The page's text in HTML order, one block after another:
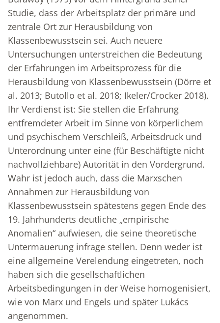
Studie, dass der Arbeitsplatz der primäre und
zentrale Ort zur Herausbildung von
Klassenbewusstsein sei. Auch neuere
Untersuchungen unterstreichen die Bedeutung
der Erfahrungen im Arbeitsprozess für die
Herausbildung von Klassenbewusstsein (Dörre et
al. 2013; Butollo et al. 2018; Ikeler/Crocker 2018).
Ihr Verdienst ist: Sie stellen die Erfahrung
entfremdeter Arbeit im Sinne von körperlichem
und psychischem Verschleiß, Arbeitsdruck und
Unterordnung unter eine (für Beschäftigte nicht
nachvollziehbare) Autorität in den Vordergrund.
Wahr ist jedoch auch, dass die Marxschen
Annahmen zur Herausbildung von
Klassenbewusstsein spätestens gegen Ende des
19. Jahrhunderts deutliche „empirische
Anomalien“ aufwiesen, die seine theoretische
Untermauerung infrage stellen. Denn weder ist
eine allgemeine Verelendung eingetreten, noch
haben sich die gesellschaftlichen
Arbeitsbedingungen in der Weise homogenisiert,
wie von Marx und Engels und später Lukács
angenommen.